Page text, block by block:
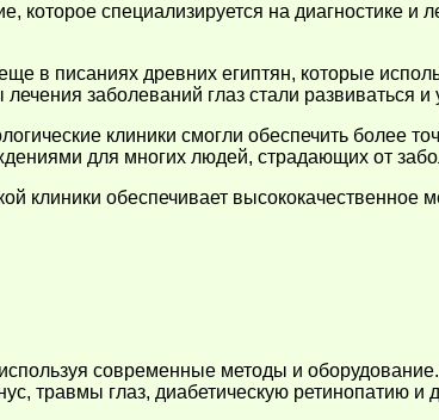
которое специализируется на диагностике
в писаниях древних египтян, которые
заболеваний глаз стали развиваться и
клиники смогли обеспечить более
для многих людей, страдающих от
клиники обеспечивает высококачественное
современные методы и
травмы глаз, диабетическую ретинопатию и